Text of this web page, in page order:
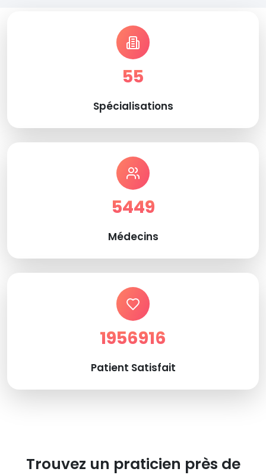
55
Spécialisations
5449
Médecins
1956916
Patient Satisfait
Trouvez un praticien près de